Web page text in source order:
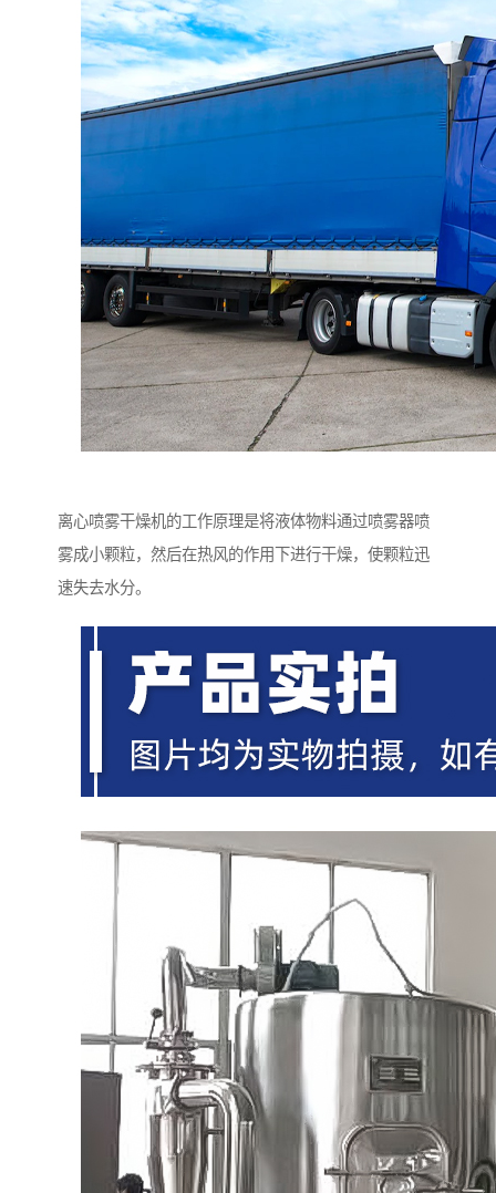
离心喷雾干燥机的工作原理是将液体物料通过喷雾器喷
雾成小颗粒，然后在热风的作用下进行干燥，使颗粒迅
速失去水分。